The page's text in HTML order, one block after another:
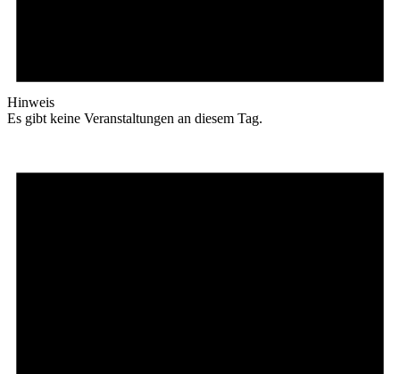
Hinweis
Es gibt keine Veranstaltungen an diesem Tag.